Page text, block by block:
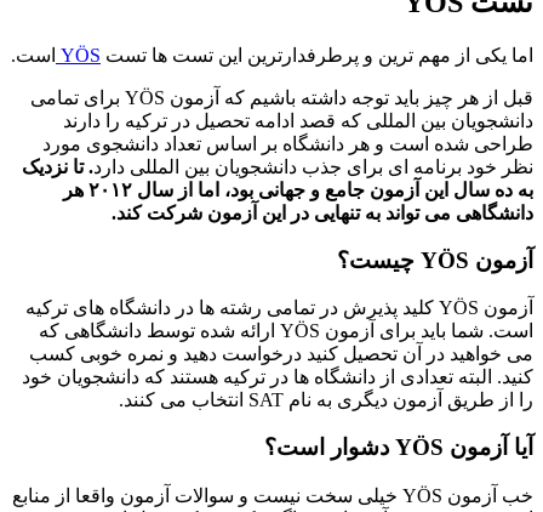
اما یکی از مهم ترین و پرطرفدارترین این تست ها تست YÖS است.
قبل از هر چیز باید توجه داشته باشیم که آزمون YÖS برای تمامی
دانشجویان بین المللی که قصد ادامه تحصیل در ترکیه را دارند
طراحی شده است و هر دانشگاه بر اساس تعداد دانشجوی مورد
نظر خود برنامه ای برای جذب دانشجویان بین المللی دارد.تا نزدیک
به ده سال این آزمون جامع و جهانی بود، اما از سال ۲۰۱۲ هر
دانشگاهی می تواند به تنهایی در این آزمون شرکت کند.
آزمون چیست؟
آزمون YÖS کلید پذیرش در تمامی رشته ها در دانشگاه های ترکیه
است. شما باید برای آزمون YÖS ارائه شده توسط دانشگاهی که
می خواهید در آن تحصیل کنید درخواست دهید و نمره خوبی کسب
کنید. البته تعدادی از دانشگاه ها در ترکیه هستند که دانشجویان خود
را از طریق آزمون دیگری به نام SAT انتخاب می کنند.
آیا آزمون دشوار است؟
خب آزمون YÖS خیلی سخت نیست و سوالات آزمون واقعا از منابع